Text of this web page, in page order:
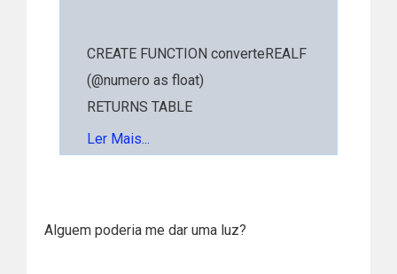
CREATE FUNCTION converteREALF
(@numero as float)
RETURNS TABLE
AS
BEGIN
END
Ler Mais...
Alguem poderia me dar uma luz?